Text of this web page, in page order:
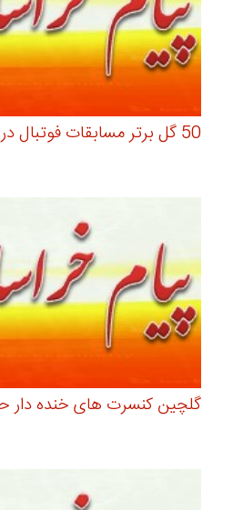
50 گل برتر مسابقات فوتبال در فوریه 2020
گلچین کنسرت های خنده دار